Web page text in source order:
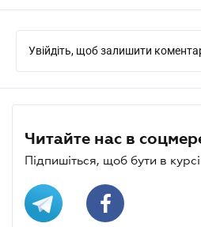
Увійдіть, щоб залишити
Читайте нас в
Підпишіться, щоб бути в